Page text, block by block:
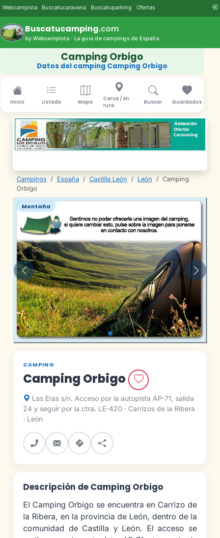
Webcampista Buscatucaravana Buscatuparking Ofertas
Buscatucamping.com
by Webcampista · La guía de campings de España
Camping Orbigo
Datos del camping Camping Orbigo
Inicio Listado Mapa
Cerca / En
ruta
Buscar Guardados
Campings / España / Castilla León / León / Camping
Orbigo
Montaña
Anterior
CAMPING
Camping Orbigo
Las Eras s/n. Acceso por la autopista AP-71, salida
24 y seguir por la ctra. LE-420 · Carrizos de la Ribera
· León
Descripción de Camping Orbigo
El Camping Orbigo se encuentra en Carrizo de
la Ribera, en la provincia de León, dentro de la
comunidad de Castilla y León. El acceso se